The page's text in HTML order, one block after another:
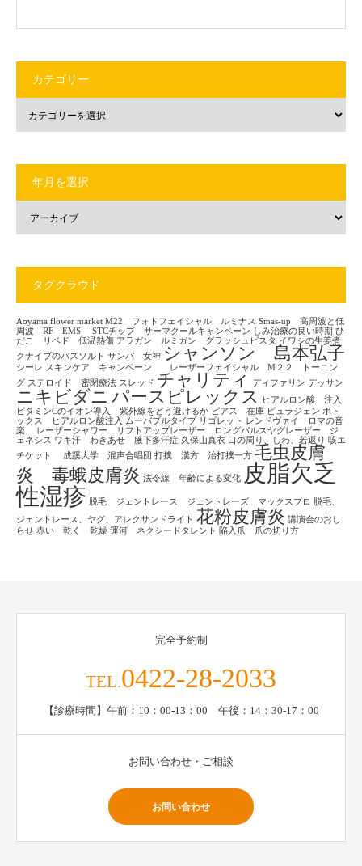
カテゴリー
年月を選択
タグクラウド
Aoyama flower market M22 フォトフェイシャル ルミナス Smas-up 高周波と低
周波 RF EMS
STCチップ サーマクールキャンペーン しみ治療の良い時期 ひ
だこ リベド 低温熱傷 アラガン ルミガン グラッシュビスタ イワシの生姜煮
クナイプのバスソルト サンバ 女神 シャンソン 島本弘子
シーレ スキンケア キャンペーン レーザーフェイシャル M２２ トーニン
グ ステロイド 密閉療法 スレッド チャリティ ディファリン デッサン
ニキビダニ パースピレックス
ヒアルロン酸 注入
ビタミンCのイオン導入 紫外線をどう避けるか ピアス 在庫 ピュラジェン ボト
ックス ヒアルロン酸注入
ムーバブルタイプ リゴレット レンドヴァイ ロマの音
楽
レーザーシャワー リフトアップレーザー ロングパルスヤグレーザー ジ
ェネシス ワキ汗 わきあせ 腋下多汗症 久保山真衣 口の周り、しわ、若返り 咳エ
チケット
成蹊大学 混声合唱団 打撲 漢方 治打撲一方 毛虫皮膚
炎 毒蛾皮膚炎 法令線 年齢による変化
皮脂欠乏
性湿疹 脱毛 ジェントレース ジェントレーズ マックスプロ
脱毛、
ジェントレース、ヤグ、アレクサンドライト 花粉皮膚炎 講演会のおし
らせ 赤い 乾く 乾燥 運河 ネクシードタレント 陥入爪 爪の切り方
完全予約制
TEL.0422-28-2033
【診療時間】午前：10：00-13：00 午後：14：30-17：00
お問い合わせ・ご相談
お問い合わせ